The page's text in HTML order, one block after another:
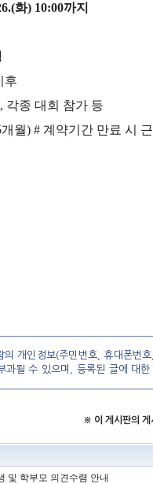
화) 10:00까지
후
, 각종 대회 참가 등
개월) # 계약기간 만료 시
개인정보(주민번호, 휴대폰번
될 수 있으며, 등록된 글에 대한
※ 이 게시판의 게
및 학부모 의견수렴 안내